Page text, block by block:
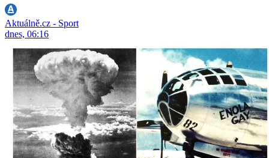
Aktuálně.cz - Sport
dnes, 06:16